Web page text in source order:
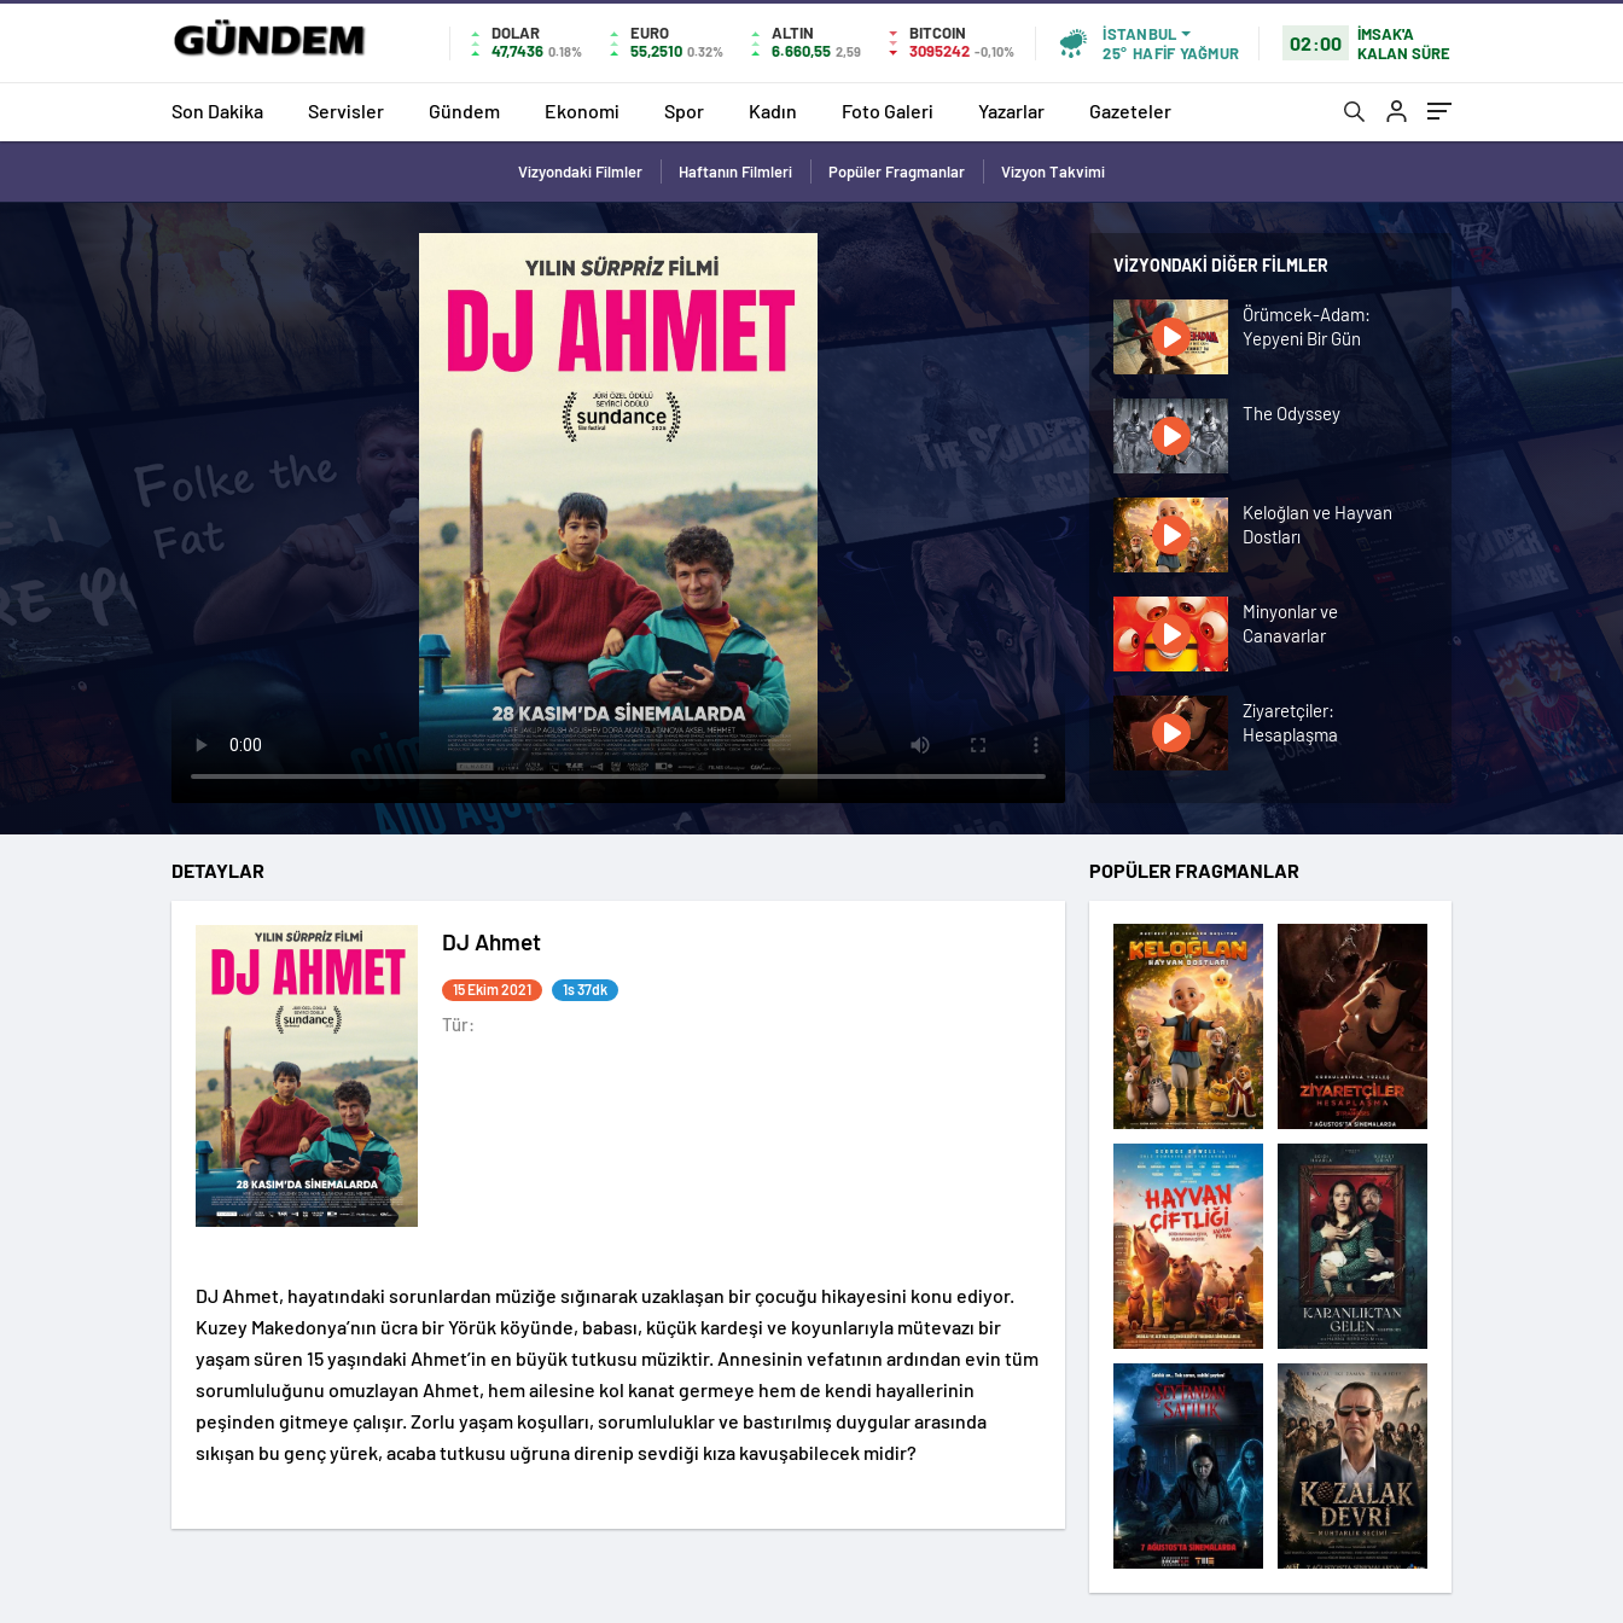
DOLAR
47,7436 0.18%
EURO
55,2510 0.32%
ALTIN
6.660,55 2,59
BITCOIN
3095242 -0,10%
İSTANBUL
25° HAFİF YAĞMUR 02:00
İMSAK'A
KALAN SÜRE
Son Dakika Servisler Gündem Ekonomi Spor Kadın Foto Galeri Yazarlar Gazeteler
Vizyondaki Filmler Haftanın Filmleri Popüler Fragmanlar Vizyon Takvimi
VIZYONDAKI DIĞER FILMLER
Örümcek-Adam:
Yepyeni Bir Gün
The Odyssey
Keloğlan ve Hayvan
Dostları
Minyonlar ve
Canavarlar
Ziyaretçiler:
Hesaplaşma
Nasreddin Hoca:
Zaman Yolcusu 4
Hayvan Çiftliği
Karanlıktan Gelen
Şeytandan Satılık
Kozalak Devri
Moana
DETAYLAR
DJ Ahmet
15 Ekim 2021 1s 37dk
Tür:
DJ Ahmet, hayatındaki sorunlardan müziğe sığınarak uzaklaşan bir çocuğu hikayesini konu ediyor.
Kuzey Makedonya’nın ücra bir Yörük köyünde, babası, küçük kardeşi ve koyunlarıyla mütevazı bir
yaşam süren 15 yaşındaki Ahmet’in en büyük tutkusu müziktir. Annesinin vefatının ardından evin tüm
sorumluluğunu omuzlayan Ahmet, hem ailesine kol kanat germeye hem de kendi hayallerinin
peşinden gitmeye çalışır. Zorlu yaşam koşulları, sorumluluklar ve bastırılmış duygular arasında
sıkışan bu genç yürek, acaba tutkusu uğruna direnip sevdiği kıza kavuşabilecek midir?
POPÜLER FRAGMANLAR